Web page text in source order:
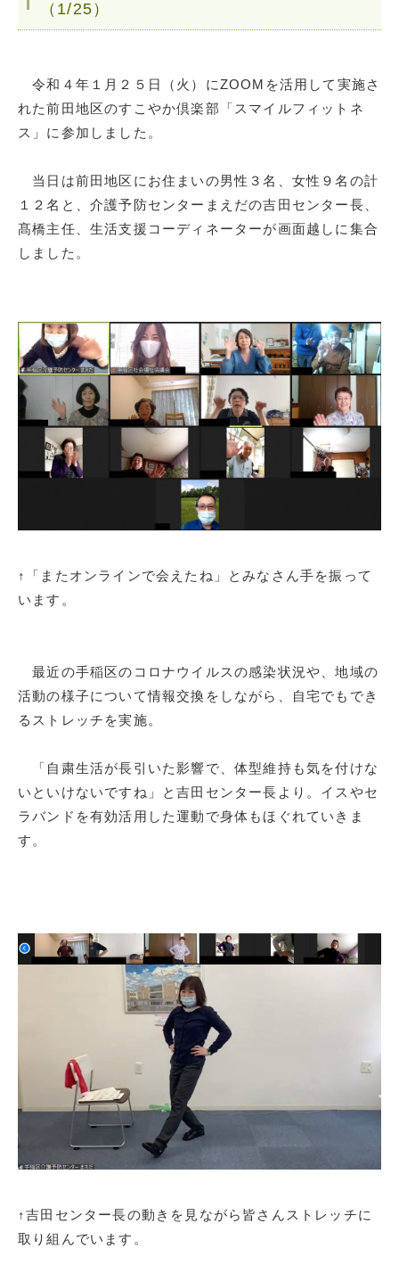
（1/25）
令和４年１月２５日（火）にZOOMを活用して実施さ
れた前田地区のすこやか倶楽部「スマイルフィットネ
ス」に参加しました。
当日は前田地区にお住まいの男性３名、女性９名の計
１２名と、介護予防センターまえだの吉田センター長、
髙橋主任、生活支援コーディネーターが画面越しに集合
しました。
↑「またオンラインで会えたね」とみなさん手を振って
います。
最近の手稲区のコロナウイルスの感染状況や、地域の
活動の様子について情報交換をしながら、自宅でもでき
るストレッチを実施。
「自粛生活が長引いた影響で、体型維持も気を付けな
いといけないですね」と吉田センター長より。イスやセ
ラバンドを有効活用した運動で身体もほぐれていきま
す。
↑吉田センター長の動きを見ながら皆さんストレッチに
取り組んでいます。